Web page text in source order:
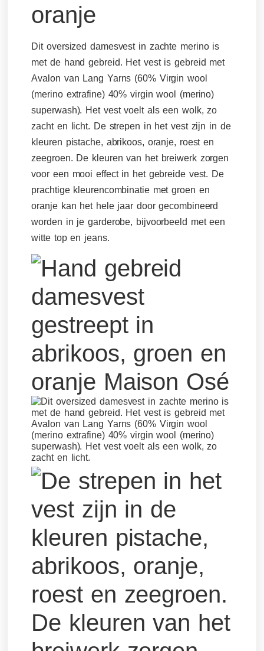
oranje
Dit oversized damesvest in zachte merino is
met de hand gebreid. Het vest is gebreid met
Avalon van Lang Yarns (60% Virgin wool
(merino extrafine) 40% virgin wool (merino)
superwash). Het vest voelt als een wolk, zo
zacht en licht. De strepen in het vest zijn in de
kleuren pistache, abrikoos, oranje, roest en
zeegroen. De kleuren van het breiwerk zorgen
voor een mooi effect in het gebreide vest. De
prachtige kleurencombinatie met groen en
oranje kan het hele jaar door gecombineerd
worden in je garderobe, bijvoorbeeld met een
witte top en jeans.